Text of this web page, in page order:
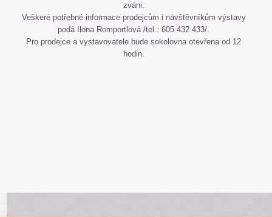
zváni.
Veškeré potřebné informace prodejcům i návštěvníkům výstavy
podá Ilona Romportlová /tel.: 605 432 433/.
Pro prodejce a vystavovatele bude sokolovna otevřena od 12
hodin.